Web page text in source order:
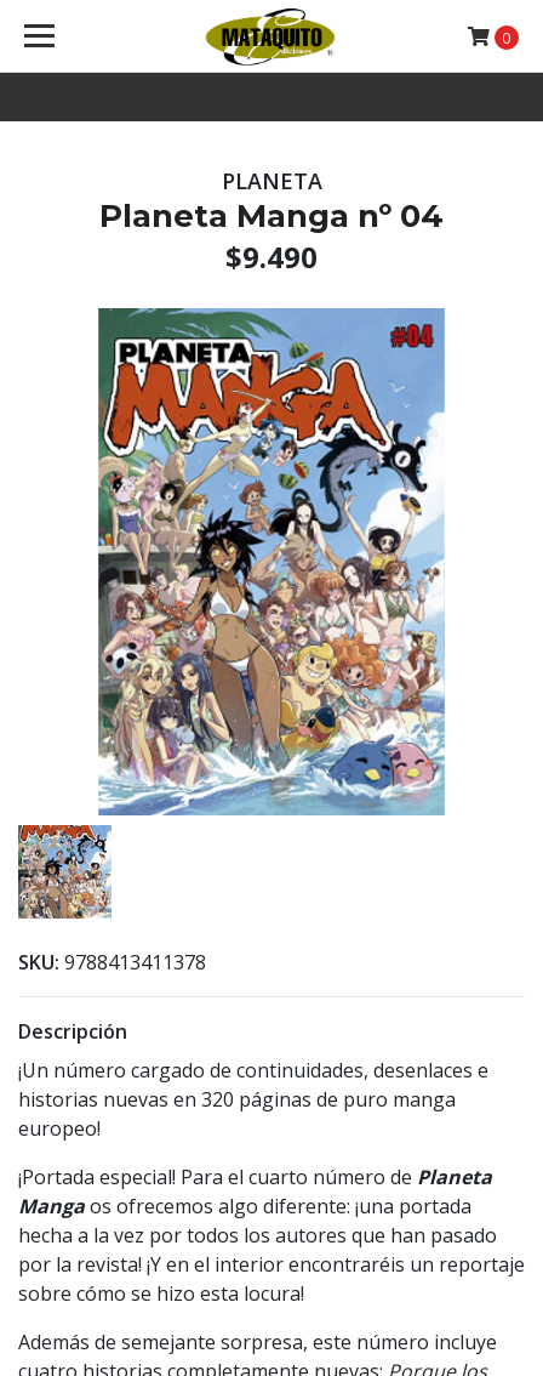
0
PLANETA
Planeta Manga nº 04
$9.490
SKU: 9788413411378
Descripción
¡Un número cargado de continuidades, desenlaces e
historias nuevas en 320 páginas de puro manga
europeo!
¡Portada especial! Para el cuarto número de Planeta
Mangaos ofrecemos algo diferente: ¡una portada
hecha a la vez por todos los autores que han pasado
por la revista! ¡Y en el interior encontraréis un reportaje
sobre cómo se hizo esta locura!
Además de semejante sorpresa, este número incluye